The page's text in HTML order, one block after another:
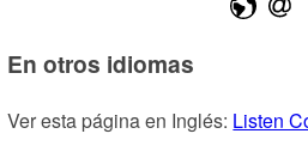
En otros idiomas
Ver esta página en Inglés: Listen